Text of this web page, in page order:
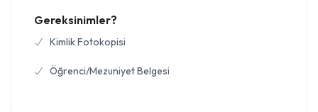
Gereksinimler?
Kimlik Fotokopisi
Öğrenci/Mezuniyet Belgesi